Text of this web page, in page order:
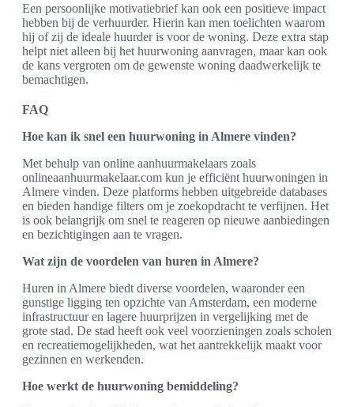
Een persoonlijke motivatiebrief kan ook een positieve impact
hebben bij de verhuurder. Hierin kan men toelichten waarom
hij of zij de ideale huurder is voor de woning. Deze extra stap
helpt niet alleen bij het huurwoning aanvragen, maar kan ook
de kans vergroten om de gewenste woning daadwerkelijk te
bemachtigen.
FAQ
Hoe kan ik snel een huurwoning in Almere vinden?
Met behulp van online aanhuurmakelaars zoals
onlineaanhuurmakelaar.com kun je efficiënt huurwoningen in
Almere vinden. Deze platforms hebben uitgebreide databases
en bieden handige filters om je zoekopdracht te verfijnen. Het
is ook belangrijk om snel te reageren op nieuwe aanbiedingen
en bezichtigingen aan te vragen.
Wat zijn de voordelen van huren in Almere?
Huren in Almere biedt diverse voordelen, waaronder een
gunstige ligging ten opzichte van Amsterdam, een moderne
infrastructuur en lagere huurprijzen in vergelijking met de
grote stad. De stad heeft ook veel voorzieningen zoals scholen
en recreatiemogelijkheden, wat het aantrekkelijk maakt voor
gezinnen en werkenden.
Hoe werkt de huurwoning bemiddeling?